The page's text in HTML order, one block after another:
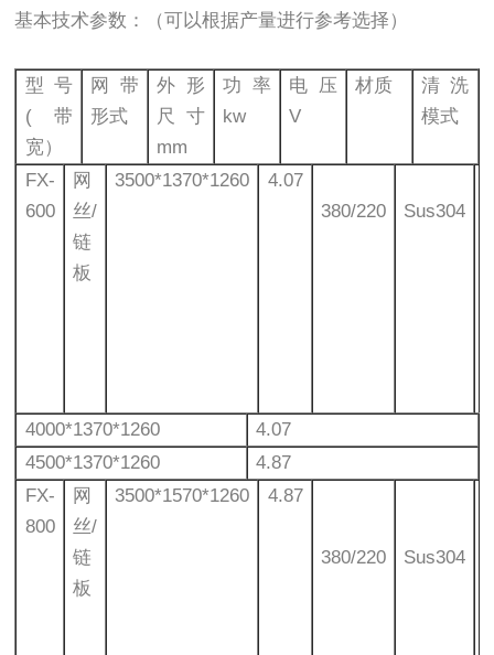
基本技术参数：（可以根据产量进行参考选择）
型号
(带
宽）
网带
形式
外形
尺寸
mm
功率
kw
电压
V
材质
清洗
模式
FX-
600
网
丝/
链
板
3500*1370*1260
4.07
380/220
Sus304
4000*1370*1260
4.07
4500*1370*1260
4.87
FX-
800
网
丝/
链
板
3500*1570*1260 4.87
380/220 Sus304